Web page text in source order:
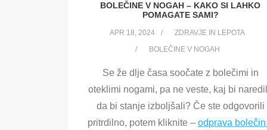
BOLEČINE V NOGAH – KAKO SI LAHKO
POMAGATE SAMI?
APR 18, 2024
ZDRAVJE IN LEPOTA
BOLEČINE V NOGAH
Se že dlje časa soočate z bolečimi in
oteklimi nogami, pa ne veste, kaj bi
da bi stanje izboljšali? Če ste odgovorili
pritrdilno, potem kliknite –odprava